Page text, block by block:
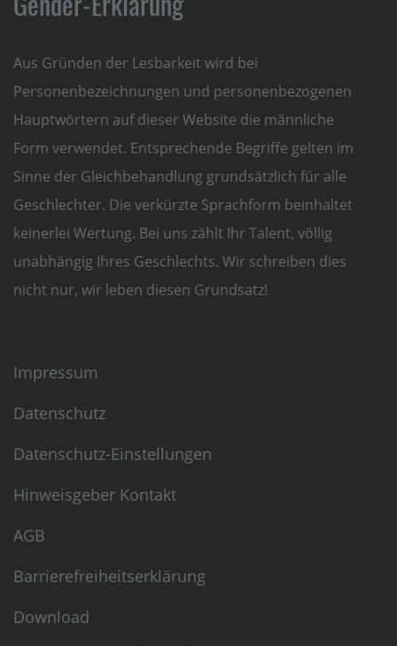
Aus Gründen der Lesbarkeit wird bei
Personenbezeichnungen und personenbezogenen
Hauptwörtern auf dieser Website die männliche
Form verwendet. Entsprechende Begriffe gelten im
Sinne der Gleichbehandlung grundsätzlich für alle
Geschlechter. Die verkürzte Sprachform beinhaltet
keinerlei Wertung. Bei uns zählt Ihr Talent, völlig
unabhängig Ihres Geschlechts. Wir schreiben dies
nicht nur, wir leben diesen Grundsatz!
Impressum
Datenschutz
Datenschutz-Einstellungen
Hinweisgeber Kontakt
AGB
Barrierefreiheitserklärung
Download